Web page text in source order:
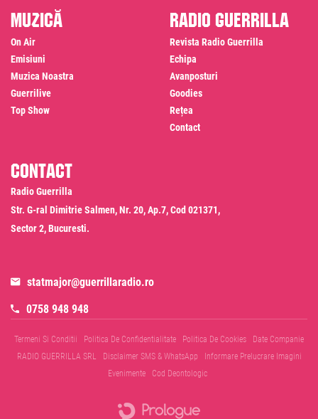
Muzică
On Air
Emisiuni
Muzica Noastra
Guerrilive
Top Show
Radio Guerrilla
Revista Radio Guerrilla
Echipa
Avanposturi
Goodies
Rețea
Contact
Contact
Radio Guerrilla
Str. G-ral Dimitrie Salmen, Nr. 20, Ap.7, Cod 021371,
Sector 2, Bucuresti.
statmajor@guerrillaradio.ro
0758 948 948
Termeni Si Conditii Politica De Confidentialitate Politica De Cookies
Date Companie
RADIO GUERRILLA SRL
Disclaimer SMS & WhatsApp
Informare Prelucrare Imagini
Evenimente
Cod Deontologic